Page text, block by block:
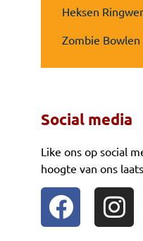
Heksen
Zombie Bowlen
Social media
Like ons op social
hoogte van ons